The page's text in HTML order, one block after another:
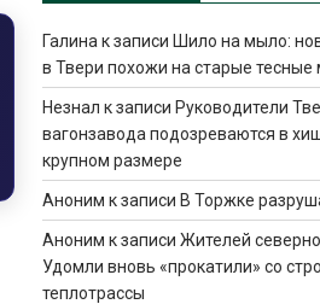
Галина к записи Шило на мыло:
в Твери похожи на старые тесные
Незнал к записи Руководители
вагонзавода подозреваются в
крупном размере
Аноним к записи В Торжке
Аноним к записиЖителей
Удомли вновь «прокатили» со
теплотрассы